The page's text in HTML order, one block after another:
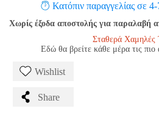
Κατόπιν παραγγελίας σε
Χωρίς έξοδα αποστολής για παραλαβή
Σταθερά Χαμηλές
Εδώ θα βρείτε κάθε μέρα τις πιο
Wishlist
Share